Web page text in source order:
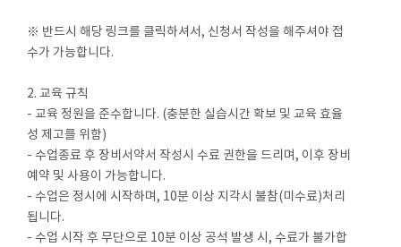
※ 반드시 해당 링크를 클릭하셔서, 신청서 작성을 해주셔야 접
수가 가능합니다.
2. 교육 규칙
- 교육 정원을 준수합니다. (충분한 실습시간 확보 및 교육 효율
성 제고를 위함)
- 수업종료 후 장비서약서 작성시 수료 권한을 드리며, 이후 장비
예약 및 사용이 가능합니다.
- 수업은 정시에 시작하며, 10분 이상 지각시 불참(미수료)처리
됩니다.
- 수업 시작 후 무단으로 10분 이상 공석 발생 시, 수료가 불가합